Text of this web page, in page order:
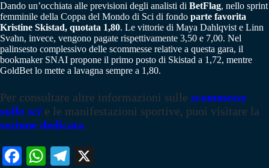
Dando un’occhiata alle previsioni degli analisti di BetFlag, nello sprint
femminile della Coppa del Mondo di Sci di fondo parte favorita
Kristine Skistad, quotata 1,80. Le vittorie di Maya Dahlqvist e Linn
Svahn, invece, vengono pagate rispettivamente 3,50 e 7,00. Nel
palinsesto complessivo delle scommesse relative a questa gara, il
bookmaker SNAI propone il primo posto di Skistad a 1,72, mentre
GoldBet lo mette a lavagna sempre a 1,80.
Per consultare altre informazioni sulle scommesse
sullo sci e le manifestazioni sportive, puoi visitare la
sezione dedicata
Fa W
Te